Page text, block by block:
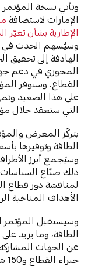
وتأتي نسخة المؤتمر
الإمارات لاستضافة
الإطارية بشأن تغيّر
وسيُسهم الحدث في
الهادفة إلى تحقيق
المحوري في دعم
القطاع. وسيوفر
على هذا الصعيد
التي ستعقد خلال
يتركّز المعرض
الطاقة وتوفيرها
وسيَجمع أبرز
ذلك صنّاع السياسات
لمناقشة دور قطاع
الأهداف المناخية
وسيستقبل المؤتمر